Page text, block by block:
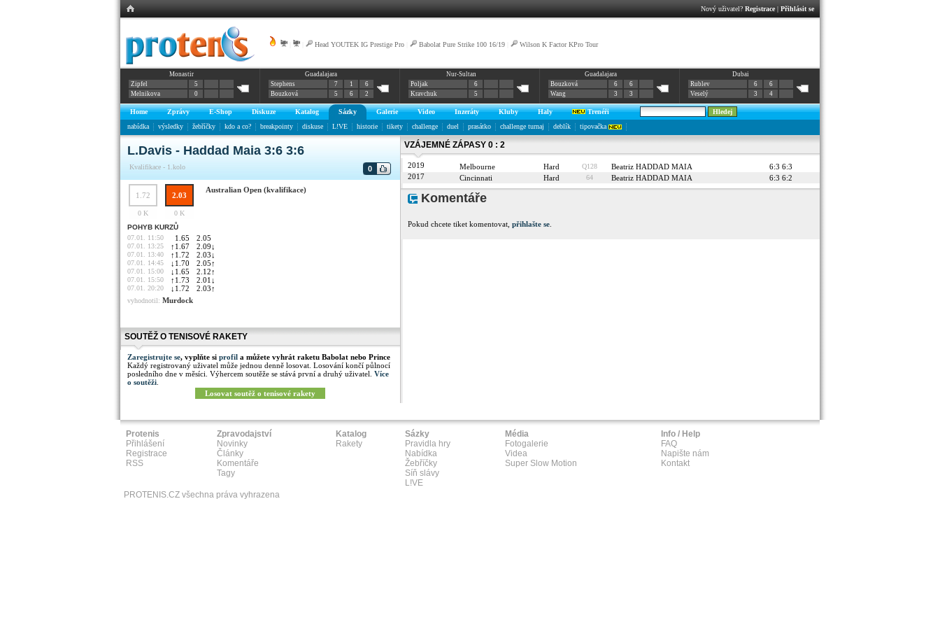
Nový uživatel? Registrace| Přihlásit se
Head YOUTEK IG Prestige Pro Babolat Pure Strike 100 16/19 Wilson K Factor KPro Tour
Monastir
Zipfel
5
Melnikova
0
Guadalajara
Stephens
7 1
6
Bouzková
5 6 2
Nur-Sultan
Poljak
6
Kravchuk
5
Guadalajara
Bouzková
6
6
Wang
3 3
Dubai
Rublev
6
6
Veselý
3 4
Home Zprávy E-Shop Diskuze Katalog Sázky Galerie Video Inzeráty Kluby Haly
Trenéři
nabídka
výsledky žebříčky kdo a co? breakpointy diskuse L!VE historie tikety challenge duel prasátko challenge turnaj deblík tipovačka
L.Davis - Haddad Maia 3:6 3:6
Kvalifikace - 1.kolo 0
1.72 2.03
Australian Open (kvalifikace)
0 K
0 K
POHYB KURZŮ
07.01. 11:50
1.65 2.05
07.01. 13:25 ↑ 1.67 2.09 ↓
07.01. 13:40 ↑ 1.72 2.03 ↓
07.01. 14:45 ↓ 1.70 2.05↑
07.01. 15:00 ↓ 1.65 2.12↑
07.01. 15:50 ↑ 1.73 2.01 ↓
07.01. 20:20 ↓ 1.72 2.03↑
vyhodnotil: Murdock
SOUTĚŽ O TENISOVÉ RAKETY
Zaregistrujte se, vyplňte si profil a můžete vyhrát raketu Babolat nebo Prince
Každý registrovaný uživatel může jednou denně losovat. Losování končí půlnocí
posledního dne v měsíci. Výhercem soutěže se stává první a druhý uživatel. Více
o soutěži
Losovat soutěž o tenisové rakety
VZÁJEMNÉ ZÁPASY 0 : 2
2019 Melbourne Hard Q128 Beatriz HADDAD MAIA
6:3 6:3
2017
Cincinnati Hard 64 Beatriz HADDAD MAIA 6:3 6:2
Komentáře
Pokud chcete tiket komentovat, přihlašte se
Protenis
Přihlášení
Registrace
RSS
Zpravodajství
Novinky
Články
Komentáře
Tagy
Katalog
Rakety
Sázky
Pravidla hry
Nabídka
Žebříčky
Síň slávy
L!VE
Média
Fotogalerie
Videa
Super Slow Motion
Info / Help
FAQ
Napište nám
Kontakt
PROTENIS.CZ všechna práva vyhrazena